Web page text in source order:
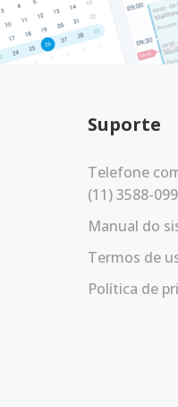
Suporte
Telefone
(11) 3588-
Manual do
Termos de
Política de